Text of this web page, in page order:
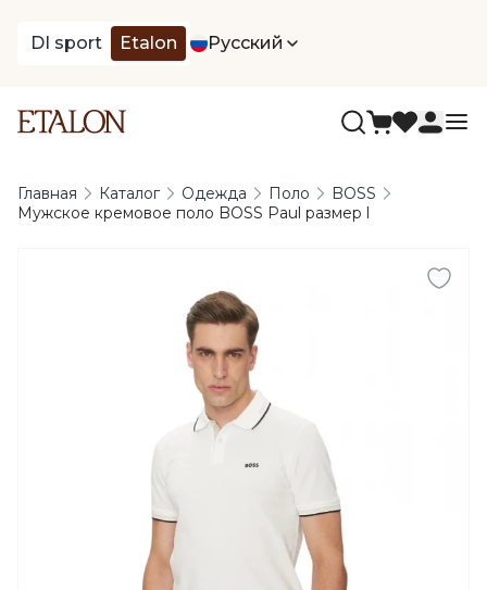
DI sport Etalon Русский
Главная Каталог Одежда Поло
BOSS
Мужское кремовое поло BOSS Paul размер l